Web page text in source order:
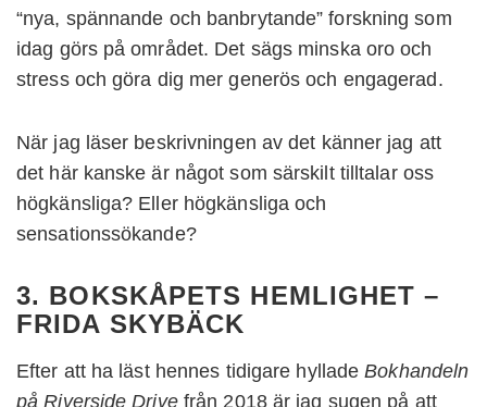
“nya, spännande och banbrytande” forskning som
idag görs på området. Det sägs minska oro och
stress och göra dig mer generös och engagerad.
När jag läser beskrivningen av det känner jag att
det här kanske är något som särskilt tilltalar oss
högkänsliga? Eller högkänsliga och
sensationssökande?
3. BOKSKÅPETS HEMLIGHET –
FRIDA SKYBÄCK
Efter att ha läst hennes tidigare hylladeBokhandeln
på Riverside Drivefrån 2018 är jag sugen på att